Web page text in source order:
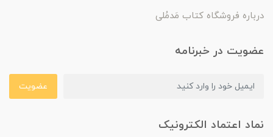
درباره فروشگاه کتاب مَدمُلی
عضویت در خبرنامه
عضویت
نماد اعتماد الکترونیک